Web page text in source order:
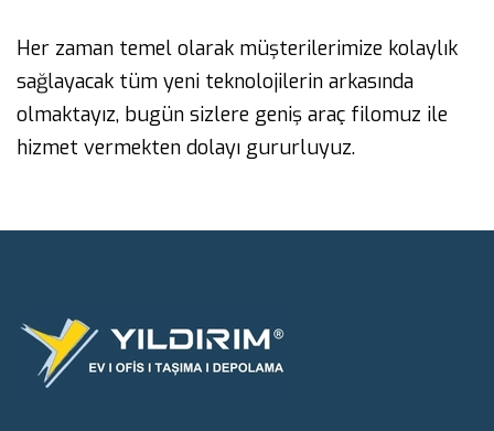
Her zaman temel olarak müşterilerimize kolaylık
sağlayacak tüm yeni teknolojilerin arkasında
olmaktayız, bugün sizlere geniş araç filomuz ile
hizmet vermekten dolayı gururluyuz.